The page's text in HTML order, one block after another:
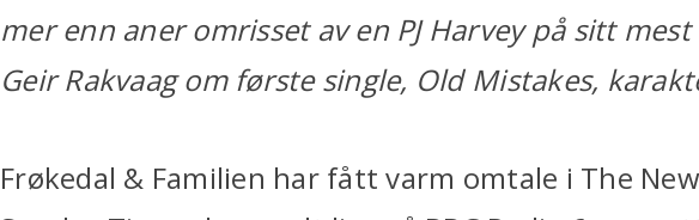
mer enn aner omrisset av en PJ Harvey på sitt mest
Geir Rakvaag om første single, Old Mistakes,
Frøkedal & Familien har fått varm omtale i The